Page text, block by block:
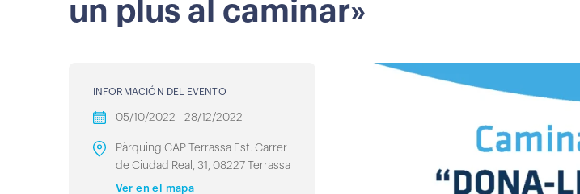
un plus al caminar»
INFORMACIÓN DEL EVENTO
05/10/2022 - 28/12/2022
Pàrquing CAP Terrassa Est. Carrer
de Ciudad Real, 31, 08227 Terrassa
Ver en el mapa